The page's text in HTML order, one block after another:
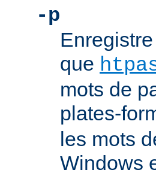
-p
que
mots de
plates-
les mots
Windows